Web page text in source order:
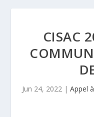
CISAC
Jun 24, 2022| Appel